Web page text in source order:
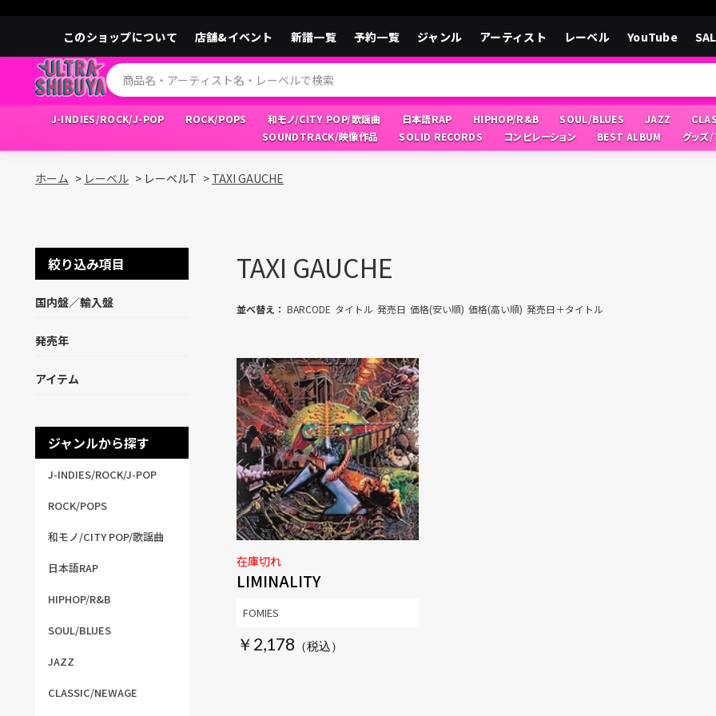
このショップについて 店舗&イベント 新譜一覧 予約一覧 ジャンル アーティスト レーベル YouTube
J-INDIES/ROCK/J-POP ROCK/POPS 和モノ/CITY POP/歌謡曲 日本語RAP HIPHOP/R&B SOUL/BLUES JAZZ
SOUNDTRACK/映像作品
SOLID RECORDS コンピレーション BEST ALBUM グッズ
ホーム > レーベル > レーベルT > TAXI GAUCHE
絞り込み項目
国内盤／輸入盤
発売年
アイテム
ジャンルから探す
J-INDIES/ROCK/J-POP
ROCK/POPS
和モノ/CITY POP/歌謡曲
日本語RAP
HIPHOP/R&B
SOUL/BLUES
JAZZ
CLASSIC/NEWAGE
TAXI GAUCHE
並べ替え： BARCODE タイトル 発売日 価格(安い順) 価格(高い順) 発売日＋タイトル
LIMINALITY
在庫切れ
￥2,178
FOMIES